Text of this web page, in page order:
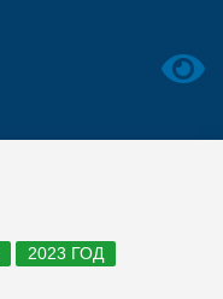
2023 ГОД